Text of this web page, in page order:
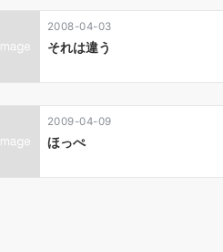
2008-04-03
それは違う
2009-04-09
ほっぺ